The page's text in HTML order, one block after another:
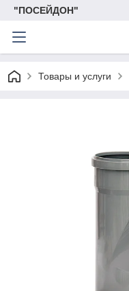
"ПОСЕЙДОН"
Товары и услуги